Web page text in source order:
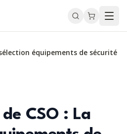
équipements de sécurité
CSO : La